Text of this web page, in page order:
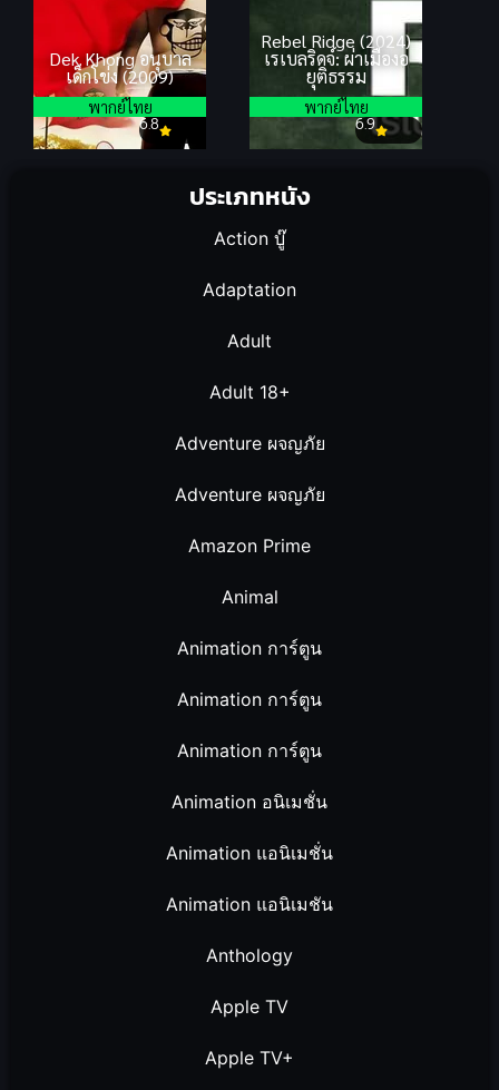
ประเภทหนัง
Action บู๊
Adaptation
Adult
Adult 18+
Adventure ผจญภัย
Adventure ผจญภัย
Amazon Prime
Animal
Animation การ์ตูน
Animation การ์ตูน
Animation การ์ตูน
Animation อนิเมชั่น
Animation แอนิเมชั่น
Animation แอนิเมชัน
Anthology
Apple TV
Apple TV+
Dek Khong อนุบาล
เด็กโข่ง (2009)
6.8
พากย์ไทย
Rebel Ridge (2024)
เรเบลริดจ์: ผ่าเมืองอ
ยุติธรรม
6.9
พากย์ไทย